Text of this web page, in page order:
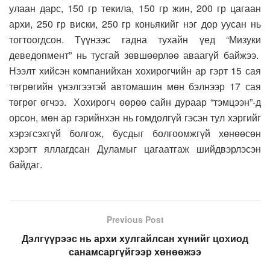
улаан дарс, 150 гр текила, 150 гр жин, 200 гр цагаан
архи, 250 гр виски, 250 гр коньякийг нэг дор уусан нь
тогтоогдсон. Түүнээс гадна тухайн үед “Мизуки
деведопмент” нь тусгай зөвшөөрлөө аваагүй байжээ.
Нээлт хийсэн компанийхан хохирогчийн ар гэрт 15 сая
төгрөгийн үнэлгээтэй автомашин мөн бэлнээр 17 сая
төгрөг өгчээ. Хохирогч өөрөө сайн дураар “тэмцээн”-д
орсон, мөн ар гэрийнхэн нь гомдолгүй гэсэн тул хэргийг
хэрэгсэхгүй болгож, бусдыг болгоомжгүй хөнөөсөн
хэрэгт яллагдсан Дуламыг цагаатгаж шийдвэрлэсэн
байдаг.
Previous Post
Дэлгүүрээс нь архи хулгайлсан хүнийг цохиод
санамсаргүйгээр хөнөөжээ